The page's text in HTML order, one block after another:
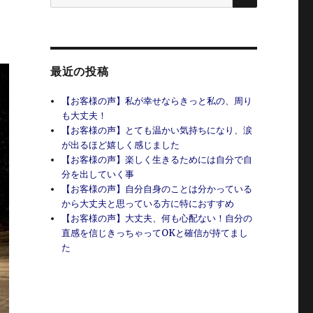
索:
最近の投稿
【お客様の声】私が幸せならきっと私の、周り
も大丈夫！
【お客様の声】とても温かい気持ちになり、涙
が出るほど嬉しく感じました
【お客様の声】楽しく生きるためには自分で自
分を出していく事
【お客様の声】自分自身のことは分かっている
から大丈夫と思っている方に特におすすめ
【お客様の声】大丈夫、何も心配ない！自分の
直感を信じきっちゃってOKと確信が持てまし
た